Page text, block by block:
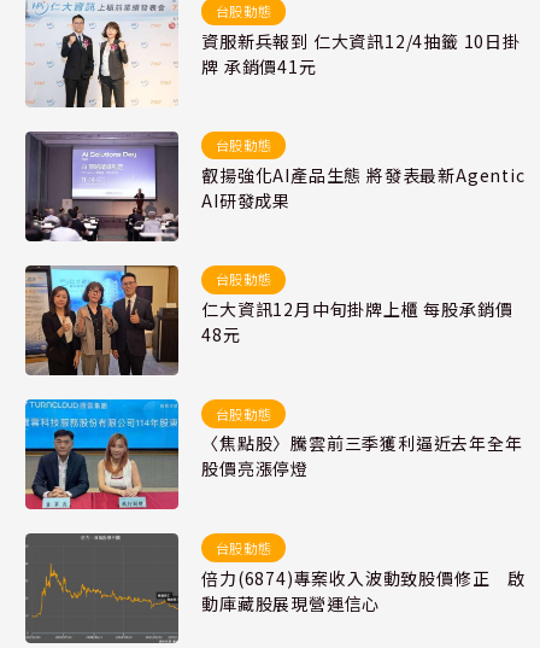
台股動態
資服新兵報到 仁大資訊12/4抽籤 10日掛
牌 承銷價41元
台股動態
叡揚強化AI產品生態 將發表最新Agentic
AI研發成果
台股動態
仁大資訊12月中旬掛牌上櫃 每股承銷價
48元
台股動態
〈焦點股〉騰雲前三季獲利逼近去年全年
股價亮漲停燈
台股動態
倍力(6874)專案收入波動致股價修正 啟
動庫藏股展現營運信心